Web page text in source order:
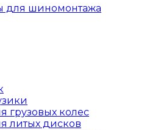
для шиномонтажа
грузовых колес
литых дисков